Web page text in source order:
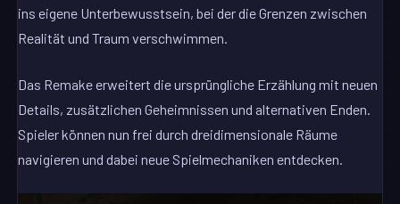
ins eigene Unterbewusstsein, bei der die Grenzen zwischen
Realität und Traum verschwimmen.
Das Remake erweitert die ursprüngliche Erzählung mit neuen
Details, zusätzlichen Geheimnissen und alternativen Enden.
Spieler können nun frei durch dreidimensionale Räume
navigieren und dabei neue Spielmechaniken entdecken.